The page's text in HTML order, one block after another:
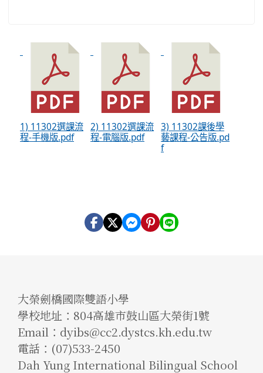
1) 11302選課流
程-手機版.pdf
2) 11302選課流
程-電腦版.pdf
3) 11302課後學
藝課程-公告版.pd
f
大榮劍橋國際雙語小學
學校地址：804高雄市鼓山區大榮街1號
Email：dyibs@cc2.dystcs.kh.edu.tw
電話：(07)533-2450
Dah Yung International Bilingual School